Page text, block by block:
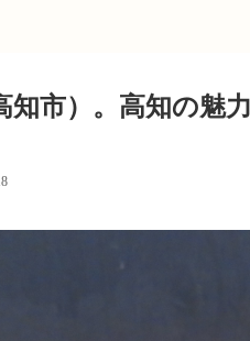
市）。高知の魅